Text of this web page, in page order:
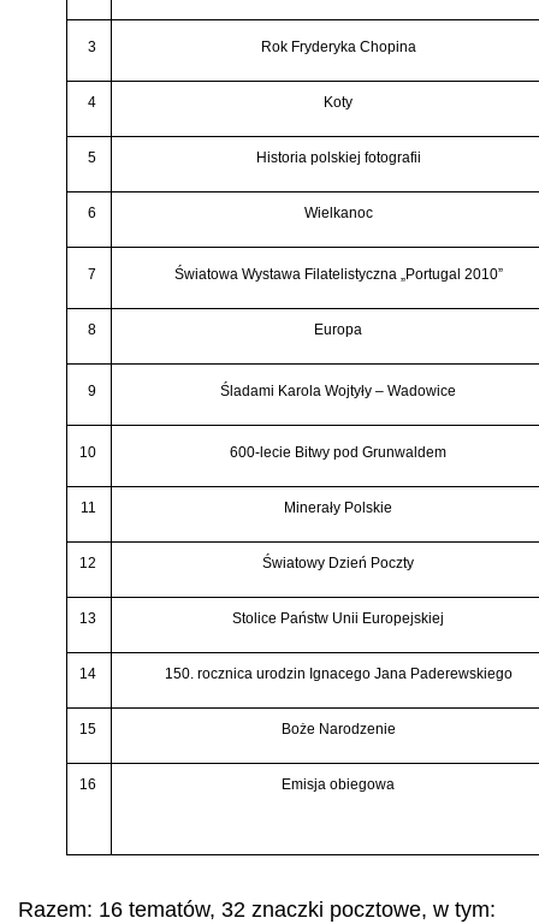
3 Rok Fryderyka Chopina
4 Koty
5 Historia polskiej fotografii
6 Wielkanoc
7 Światowa Wystawa Filatelistyczna „Portugal 2010”
8 Europa
9 Śladami Karola Wojtyły – Wadowice
10 600-lecie Bitwy pod Grunwaldem
11 Minerały Polskie
12 Światowy Dzień Poczty
13 Stolice Państw Unii Europejskiej
14 150. rocznica urodzin Ignacego Jana Paderewskiego
15 Boże Narodzenie
16 Emisja obiegowa
Razem: 16 tematów, 32 znaczki pocztowe, w tym: